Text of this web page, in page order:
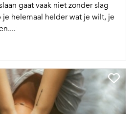
gaat vaak niet zonder slag
je helemaal helder wat je wilt, je